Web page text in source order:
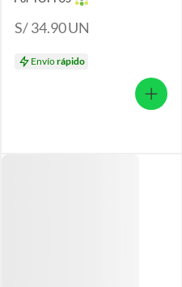
S/ 34.90UN
Envíorápido